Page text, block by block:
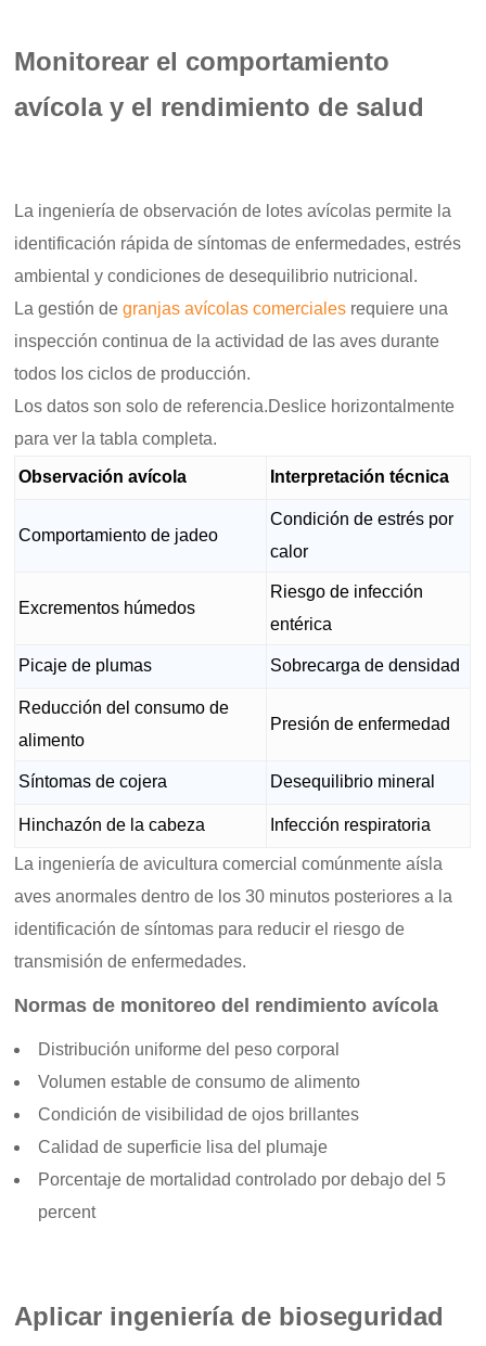
Monitorear el comportamiento
avícola y el rendimiento de salud
La ingeniería de observación de lotes avícolas permite la
identificación rápida de síntomas de enfermedades, estrés
ambiental y condiciones de desequilibrio nutricional.
La gestión degranjas avícolas comerciales requiere una
inspección continua de la actividad de las aves durante
todos los ciclos de producción.
Los datos son solo de referencia.Deslice horizontalmente
para ver la tabla completa.
Observación avícola Interpretación técnica
Comportamiento de jadeo
Condición de estrés por
calor
Excrementos húmedos
Riesgo de infección
entérica
Picaje de plumas Sobrecarga de densidad
Reducción del consumo de
alimento
Presión de enfermedad
Síntomas de cojera Desequilibrio mineral
Hinchazón de la cabeza Infección respiratoria
La ingeniería de avicultura comercial comúnmente aísla
aves anormales dentro de los 30 minutos posteriores a la
identificación de síntomas para reducir el riesgo de
transmisión de enfermedades.
Normas de monitoreo del rendimiento avícola
Distribución uniforme del peso corporal
Volumen estable de consumo de alimento
Condición de visibilidad de ojos brillantes
Calidad de superficie lisa del plumaje
Porcentaje de mortalidad controlado por debajo del 5
percent
Aplicar ingeniería de bioseguridad